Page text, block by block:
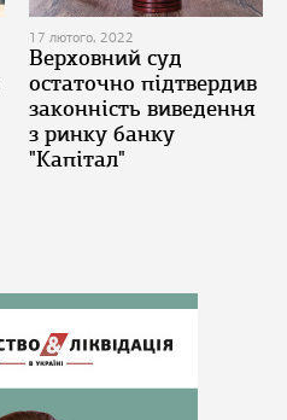
17 лютого, 2022
Верховний суд
остаточно підтвердив
законність виведення
з ринку банку
"Капітал"